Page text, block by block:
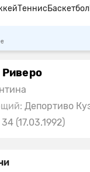
ТеннисБаскетбол
Депортиво
34 (17.03.1992)